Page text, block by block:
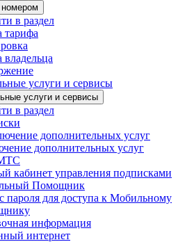
в раздел
тарифа
услуги и сервисы
услуги и сервисы
в раздел
дополнительных услуг
дополнительных услуг
кабинет управления подписками
Помощник
пароля для доступа к Мобильному
информация
интернет